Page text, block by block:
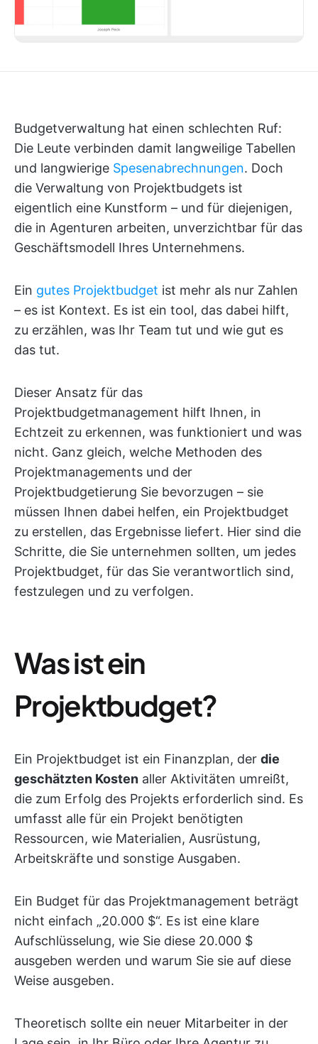
Budgetverwaltung hat einen schlechten Ruf:
Die Leute verbinden damit langweilige Tabellen
und langwierige Spesenabrechnungen. Doch
die Verwaltung von Projektbudgets ist
eigentlich eine Kunstform – und für diejenigen,
die in Agenturen arbeiten, unverzichtbar für das
Geschäftsmodell Ihres Unternehmens.
Ein gutes Projektbudget ist mehr als nur Zahlen
– es ist Kontext. Es ist ein tool, das dabei hilft,
zu erzählen, was Ihr Team tut und wie gut es
das tut.
Dieser Ansatz für das
Projektbudgetmanagement hilft Ihnen, in
Echtzeit zu erkennen, was funktioniert und was
nicht. Ganz gleich, welche Methoden des
Projektmanagements und der
Projektbudgetierung Sie bevorzugen – sie
müssen Ihnen dabei helfen, ein Projektbudget
zu erstellen, das Ergebnisse liefert. Hier sind die
Schritte, die Sie unternehmen sollten, um jedes
Projektbudget, für das Sie verantwortlich sind,
festzulegen und zu verfolgen.
Was ist ein
Projektbudget?
Ein Projektbudget ist ein Finanzplan, der die
geschätzten Kosten aller Aktivitäten umreißt,
die zum Erfolg des Projekts erforderlich sind. Es
umfasst alle für ein Projekt benötigten
Ressourcen, wie Materialien, Ausrüstung,
Arbeitskräfte und sonstige Ausgaben.
Ein Budget für das Projektmanagement beträgt
nicht einfach „20.000 $“. Es ist eine klare
Aufschlüsselung, wie Sie diese 20.000 $
ausgeben werden und warum Sie sie auf diese
Weise ausgeben.
Theoretisch sollte ein neuer Mitarbeiter in der